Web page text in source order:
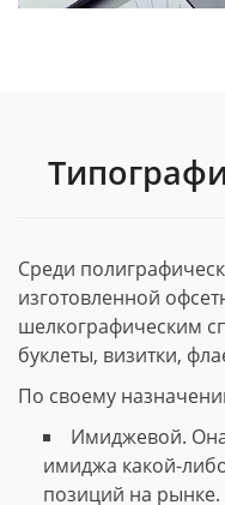
Среди
изготовленной
шелкографическим
буклеты, визитки,
По своему
Имиджевой.
имиджа какой-
позиций на рынке.